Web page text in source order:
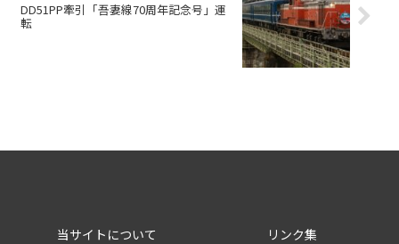
DD51PP牽引「吾妻線70周年記念号」運
転
当サイトについて リンク集